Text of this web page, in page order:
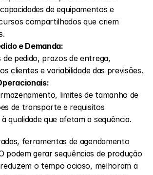
de equipamentos e
compartilhados que criem
e Demanda:
clientes e variabilidade das previsões.
de transporte e requisitos
qualidade que afetam a sequência.
ferramentas de agendamento
podem gerar sequências de produção
o tempo ocioso, melhoram a